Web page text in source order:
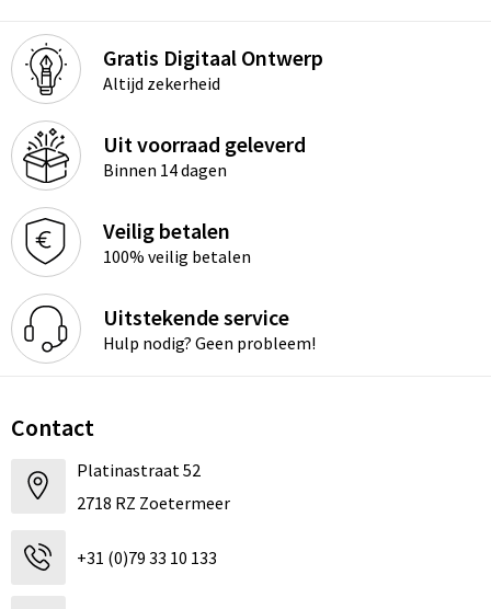
Gratis Digitaal Ontwerp
Altijd zekerheid
Uit voorraad geleverd
Binnen 14 dagen
Veilig betalen
100% veilig betalen
Uitstekende service
Hulp nodig? Geen probleem!
Contact
Platinastraat 52
2718 RZ Zoetermeer
+31 (0)79 33 10 133